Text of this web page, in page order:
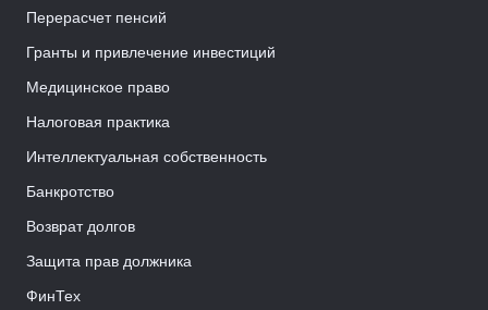
Перерасчет пенсий
Гранты и привлечение инвестиций
Медицинское право
Налоговая практика
Интеллектуальная собственность
Банкротство
Возврат долгов
Защита прав должника
ФинТех